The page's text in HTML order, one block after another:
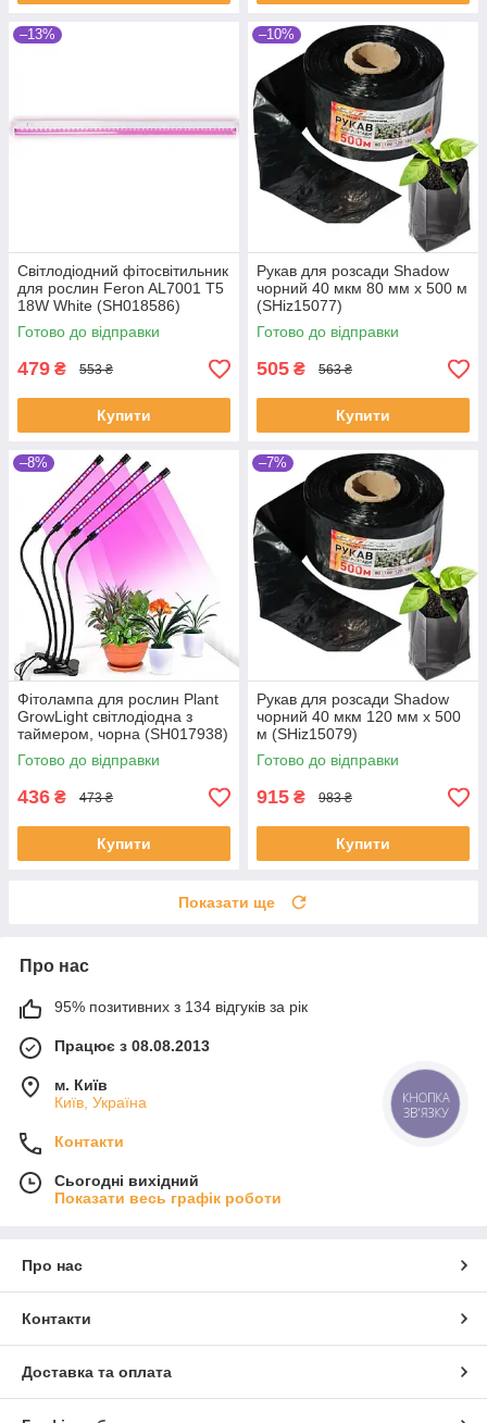
–13%
Світлодіодний фітосвітильник
для рослин Feron AL7001 T5
18W White (SH018586)
Готово до відправки
479 ₴ 553 ₴
Купити
–10%
Рукав для розсади Shadow
чорний 40 мкм 80 мм х 500 м
(SHiz15077)
Готово до відправки
505 ₴ 563 ₴
Купити
–8%
Фітолампа для рослин Plant
GrowLight світлодіодна з
таймером, чорна (SH017938)
Готово до відправки
436 ₴ 473 ₴
Купити
–7%
Рукав для розсади Shadow
чорний 40 мкм 120 мм х 500
м (SHiz15079)
Готово до відправки
915 ₴ 983 ₴
Купити
Показати ще
Про нас
95% позитивних з 134 відгуків за рік
Працює з 08.08.2013
м. Київ
Київ, Україна
Контакти
Сьогодні вихідний
Показати весь графік роботи
Про нас
Контакти
Доставка та оплата
КНОПКА
ЗВ'ЯЗКУ